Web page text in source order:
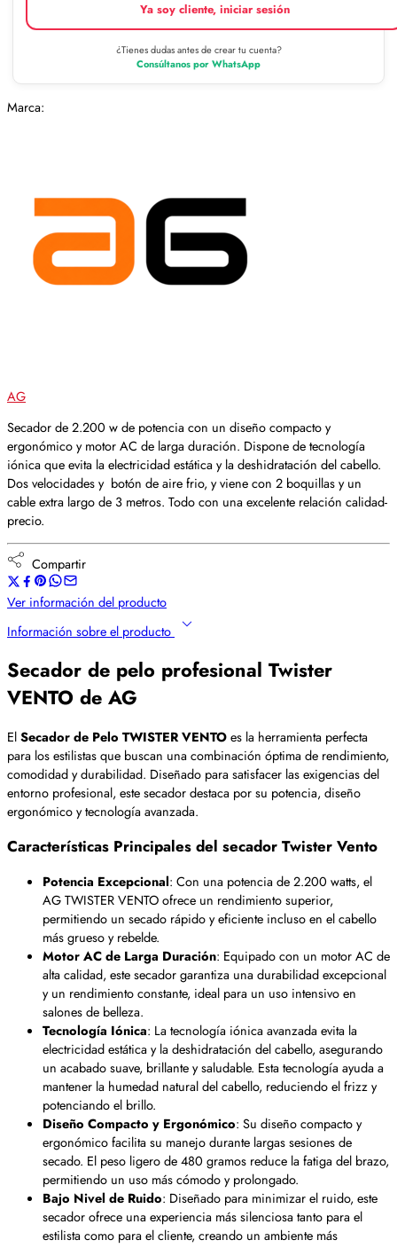
Ya soy cliente, iniciar sesión
¿Tienes dudas antes de crear tu cuenta?
Consúltanos por WhatsApp
Marca:
AG
Secador de 2.200 w de potencia con un diseño compacto y
ergonómico y motor AC de larga duración. Dispone de tecnología
iónica que evita la electricidad estática y la deshidratación del cabello.
Dos velocidades y botón de aire frio, y viene con 2 boquillas y un
cable extra largo de 3 metros. Todo con una excelente relación calidad-
precio.
Compartir
Ver información del producto
Información sobre el producto
Secador de pelo profesional Twister
VENTO de AG
ElSecador de Pelo TWISTER VENTOes la herramienta perfecta
para los estilistas que buscan una combinación óptima de rendimiento,
comodidad y durabilidad. Diseñado para satisfacer las exigencias del
entorno profesional, este secador destaca por su potencia, diseño
ergonómico y tecnología avanzada.
Características Principales del secador Twister Vento
Potencia Excepcional: Con una potencia de 2.200 watts, el
AG TWISTER VENTO ofrece un rendimiento superior,
permitiendo un secado rápido y eficiente incluso en el cabello
más grueso y rebelde.
Motor AC de Larga Duración: Equipado con un motor AC de
alta calidad, este secador garantiza una durabilidad excepcional
y un rendimiento constante, ideal para un uso intensivo en
salones de belleza.
Tecnología Iónica: La tecnología iónica avanzada evita la
electricidad estática y la deshidratación del cabello, asegurando
un acabado suave, brillante y saludable. Esta tecnología ayuda a
mantener la humedad natural del cabello, reduciendo el frizz y
potenciando el brillo.
Diseño Compacto y Ergonómico: Su diseño compacto y
ergonómico facilita su manejo durante largas sesiones de
secado. El peso ligero de 480 gramos reduce la fatiga del brazo,
permitiendo un uso más cómodo y prolongado.
Bajo Nivel de Ruido: Diseñado para minimizar el ruido, este
secador ofrece una experiencia más silenciosa tanto para el
estilista como para el cliente, creando un ambiente más